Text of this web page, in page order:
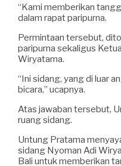
“Kami memberikan
dalam rapat paripurna.
Permintaan tersebut,
paripurna sekaligus
Wiryatama.
“Ini sidang, yang di luar
bicara,” ucapnya.
Atas jawaban tersebut,
ruang sidang.
Untung Pratama
sidang Nyoman Adi
Bali untuk memberikan